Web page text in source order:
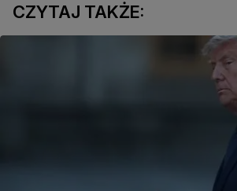
CZYTAJ TAKŻE: